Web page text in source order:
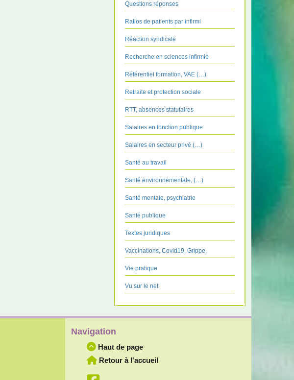
Questions réponses
Ratios de patients par infirmi
Réaction syndicale
Recherche en sciences infirmiè
Référentiel formation, VAE (…)
Retraite et protection sociale
RTT, absences statutaires
Salaires en fonction publique
Salaires en secteur privé (…)
Santé au travail
Santé environnementale, (…)
Santé mentale, psychiatrie
Santé publique
Textes juridiques
Vaccinations, Covid19, Grippe,
Vie pratique
Vu sur le net
Navigation
Haut de page
Retour à l'accueil